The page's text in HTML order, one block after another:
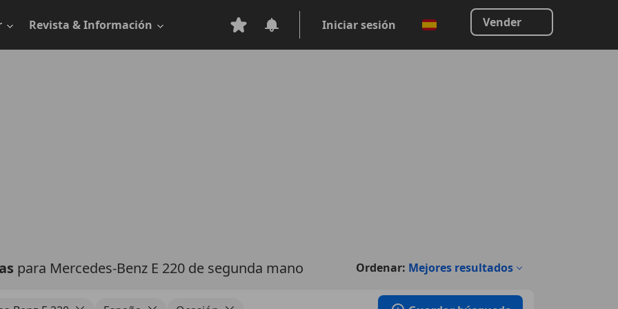
Revista & Información Iniciar sesión Vender
para Mercedes-Benz E 220 de segunda mano Ordenar: Mejores resultados